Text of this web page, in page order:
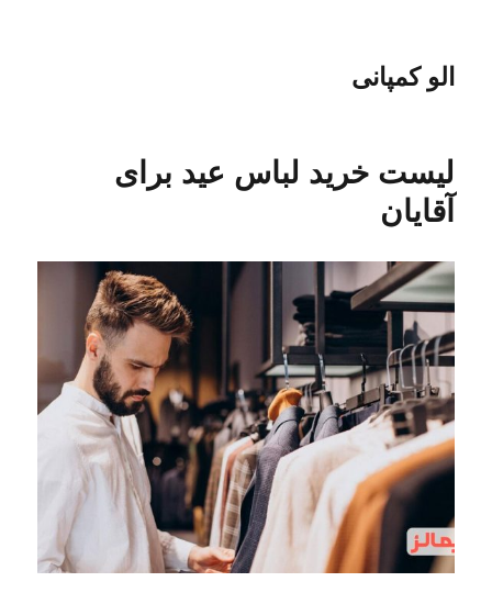
الو کمپانی
لیست خرید لباس عید برای
آقایان